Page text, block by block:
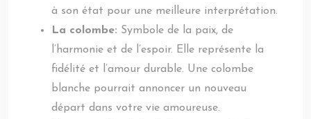
à son état pour une meilleure interprétation.
La colombe: Symbole de la paix, de
l’harmonie et de l’espoir. Elle représente la
fidélité et l’amour durable. Une colombe
blanche pourrait annoncer un nouveau
départ dans votre vie amoureuse.